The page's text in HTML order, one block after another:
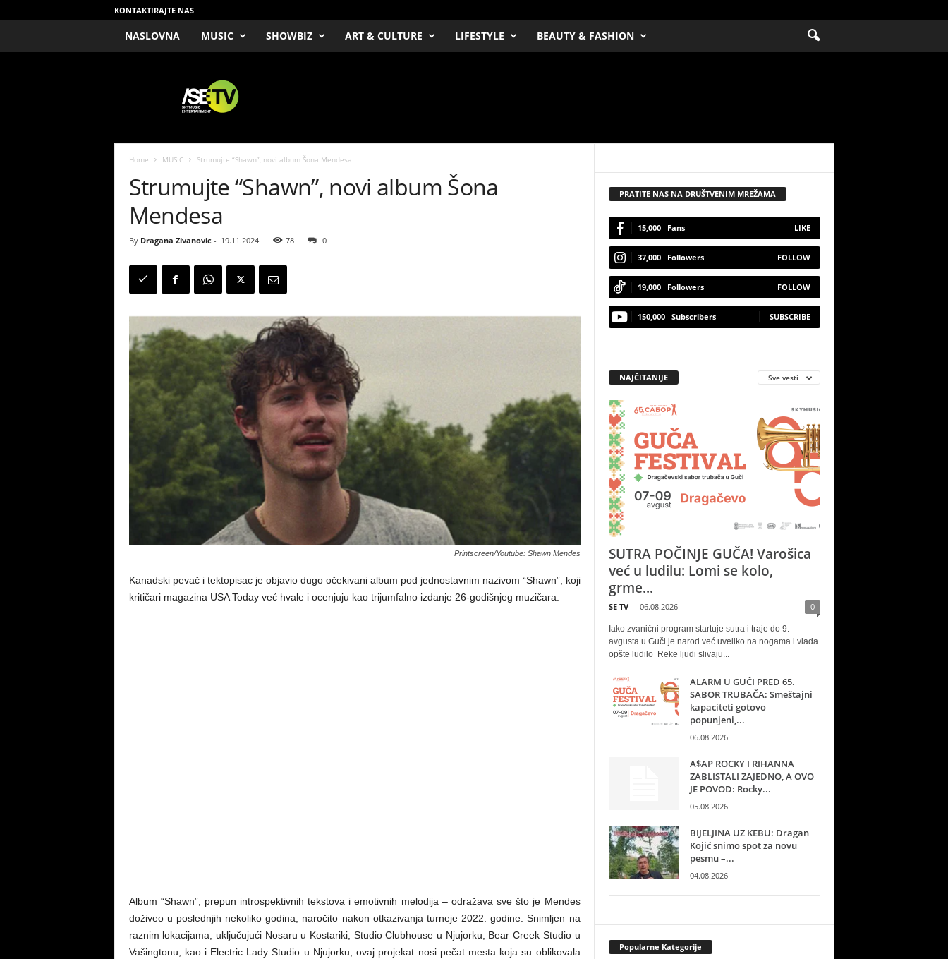
KONTAKTIRAJTE NAS
NASLOVNA MUSIC SHOWBIZ ART & CULTURE LIFESTYLE BEAUTY & FASHION
Home MUSIC Strumujte “Shawn”, novi album Šona Mendesa
Strumujte “Shawn”, novi album Šona
Mendesa
By Dragana Zivanovic- 19.11.2024 78 0
Printscreen/Youtube: Shawn Mendes
Kanadski pevač i tektopisac je objavio dugo očekivani album pod jednostavnim nazivom “Shawn”, koji
kritičari magazina USA Today već hvale i ocenjuju kao trijumfalno izdanje 26-godišnjeg muzičara.
Album “Shawn”, prepun introspektivnih tekstova i emotivnih melodija – odražava sve što je Mendes
doživeo u poslednjih nekoliko godina, naročito nakon otkazivanja turneje 2022. godine. Snimljen na
raznim lokacijama, uključujući Nosaru u Kostariki, Studio Clubhouse u Njujorku, Bear Creek Studio u
Vašingtonu, kao i Electric Lady Studio u Njujorku, ovaj projekat nosi pečat mesta koja su oblikovala
PRATITE NAS NA DRUŠTVENIM MREŽAMA
15,000 Fans LIKE
37,000 Followers FOLLOW
19,000 Followers FOLLOW
150,000 Subscribers SUBSCRIBE
NAJČITANIJE Sve vesti
SUTRA POČINJE GUČA! Varošica
već u ludilu: Lomi se kolo,
grme...
SE TV - 06.08.2026 0
Iako zvanični program startuje sutra i traje do 9.
avgusta u Guči je narod već uveliko na nogama i vlada
opšte ludilo Reke ljudi slivaju...
ALARM U GUČI PRED 65.
SABOR TRUBAČA: Smeštajni
kapaciteti gotovo
popunjeni,...
06.08.2026
A$AP ROCKY I RIHANNA
ZABLISTALI ZAJEDNO, A OVO
JE POVOD: Rocky...
05.08.2026
BIJELJINA UZ KEBU: Dragan
Kojić snimo spot za novu
pesmu –...
04.08.2026
Popularne Kategorije